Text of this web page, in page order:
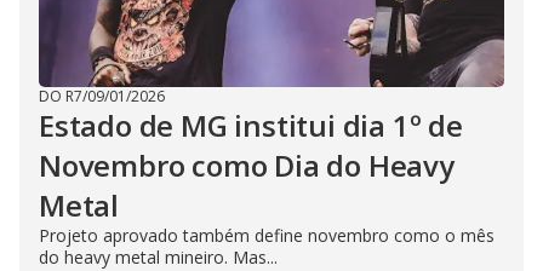
DO R7/09/01/2026
Estado de MG institui dia 1º de
Novembro como Dia do Heavy
Metal
Projeto aprovado também define novembro como o mês
do heavy metal mineiro. Mas...